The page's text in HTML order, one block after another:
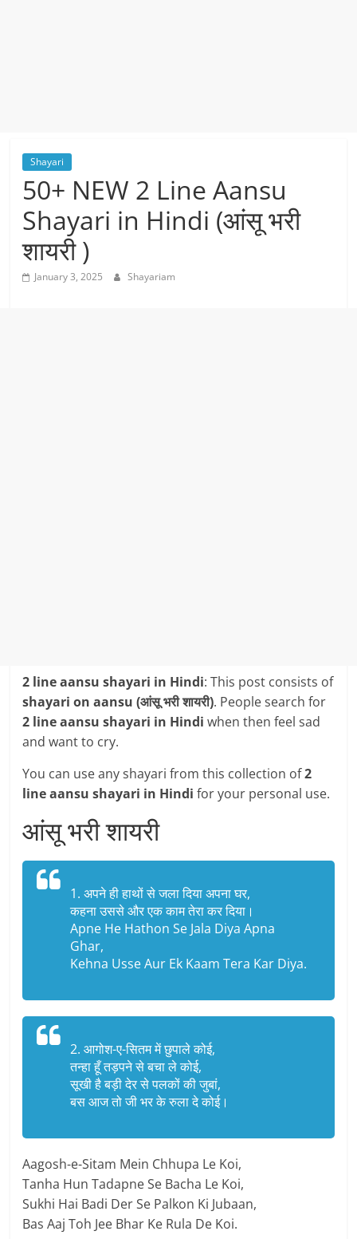
Shayari
50+ NEW 2 Line Aansu
Shayari in Hindi (आंसू भरी
शायरी )
January 3, 2025 Shayariam
2 line aansu shayari in Hindi: This post consists of
shayari on aansu (आंसू भरी शायरी). People search for
2 line aansu shayari in Hindi when then feel sad
and want to cry.
You can use any shayari from this collection of2
line aansu shayari in Hindi for your personal use.
आंसू भरी शायरी
1. अपने ही हाथों से जला दिया अपना घर,
कहना उससे और एक काम तेरा कर दिया।
Apne He Hathon Se Jala Diya Apna
Ghar,
Kehna Usse Aur Ek Kaam Tera Kar Diya.
2. आगोश-ए-सितम में छुपाले कोई,
तन्हा हूँ तड़पने से बचा ले कोई,
सूखी है बड़ी देर से पलकों की जुबां,
बस आज तो जी भर के रुला दे कोई।
Aagosh-e-Sitam Mein Chhupa Le Koi,
Tanha Hun Tadapne Se Bacha Le Koi,
Sukhi Hai Badi Der Se Palkon Ki Jubaan,
Bas Aaj Toh Jee Bhar Ke Rula De Koi.